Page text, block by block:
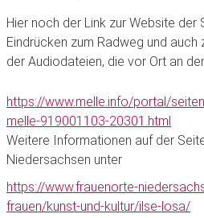
Hier noch der Link zur Website der
Eindrücken zum Radweg und auch
der Audiodateien, die vor Ort an
https://www.melle.info/portal/
melle-919001103-20301.html
Weitere Informationen auf der
Niedersachsen unter
https://www.frauenorte-
frauen/kunst-und-kultur/ilse-losa/